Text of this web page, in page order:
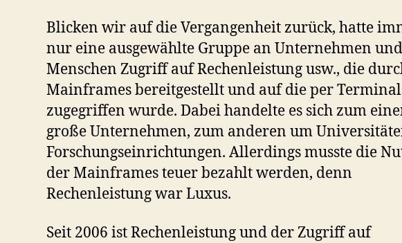
Blicken wir auf die Vergangenheit zurück, hatte
nur eine ausgewählte Gruppe an Unternehmen und
Menschen Zugriff auf Rechenleistung usw., die
Mainframes bereitgestellt und auf die per
zugegriffen wurde. Dabei handelte es sich zum
große Unternehmen, zum anderen um
Forschungseinrichtungen. Allerdings musste die
der Mainframes teuer bezahlt werden, denn
Rechenleistung war Luxus.
Seit 2006 ist Rechenleistung und der Zugriff auf